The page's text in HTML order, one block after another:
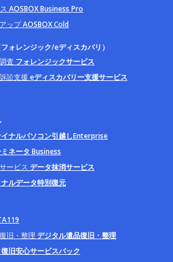
AOSBOX Business Pro
ップAOSBOX Cold
ォレンジック/eディスカバリ）
査 フォレンジックサービス
訟支援 eディスカバリー支援サービス
イナルパソコン引越しEnterprise
ネータ Business
ービス データ抹消サービス
ルデータ特別復元
旧・整理 デジタル遺品復旧・整理
旧安心サービスパック